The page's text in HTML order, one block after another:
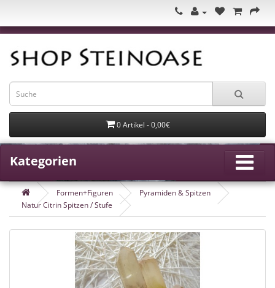
0 Artikel - 0,00€
Kategorien
Formen+Figuren
Pyramiden & Spitzen
Natur Citrin Spitzen / Stufe